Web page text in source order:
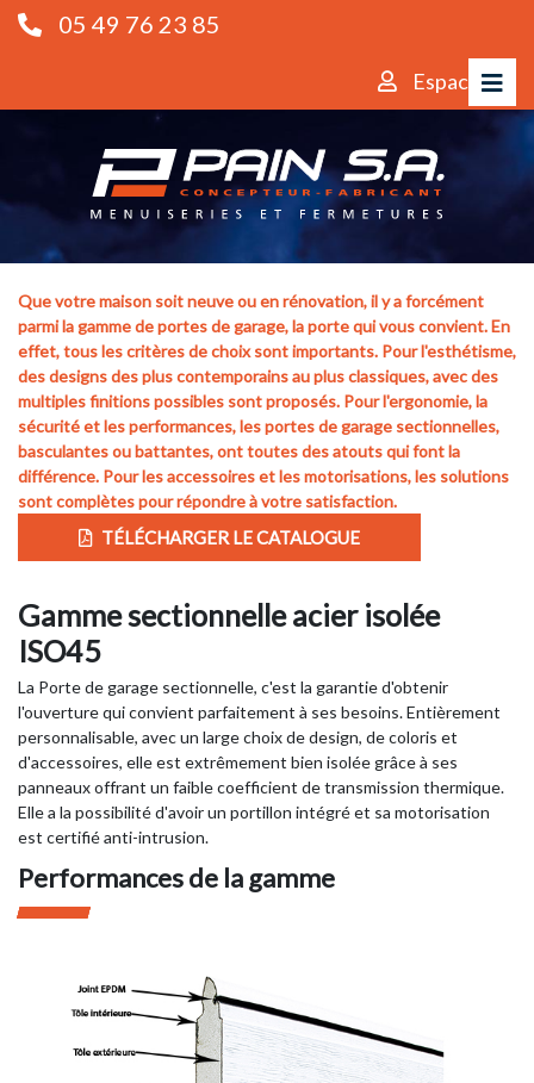
05 49 76 23 85
Espace pro
Que votre maison soit neuve ou en rénovation, il y a forcément
parmi la gamme de portes de garage, la porte qui vous convient. En
effet, tous les critères de choix sont importants. Pour l'esthétisme,
des designs des plus contemporains au plus classiques, avec des
multiples finitions possibles sont proposés. Pour l'ergonomie, la
sécurité et les performances, les portes de garage sectionnelles,
basculantes ou battantes, ont toutes des atouts qui font la
différence. Pour les accessoires et les motorisations, les solutions
sont complètes pour répondre à votre satisfaction.
TÉLÉCHARGER LE CATALOGUE
Gamme sectionnelle acier isolée
ISO45
La Porte de garage sectionnelle, c'est la garantie d'obtenir
l'ouverture qui convient parfaitement à ses besoins. Entièrement
personnalisable, avec un large choix de design, de coloris et
d'accessoires, elle est extrêmement bien isolée grâce à ses
panneaux offrant un faible coefficient de transmission thermique.
Elle a la possibilité d'avoir un portillon intégré et sa motorisation
est certifié anti-intrusion.
Performances de la gamme